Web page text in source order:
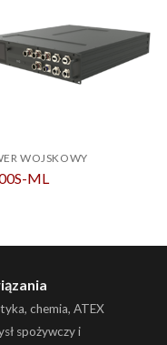
WOJSKOWY
ML
chemia, ATEX
spożywczy i